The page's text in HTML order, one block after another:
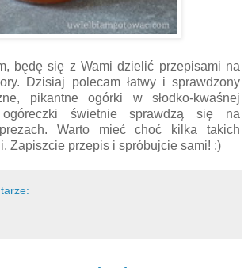
będę się z Wami dzielić przepisami na
Dzisiaj polecam łatwy i sprawdzony
pikantne ogórki w słodko-kwaśnej
świetnie sprawdzą się na
Warto mieć choć kilka takich
Zapiszcie przepis i spróbujcie sami! :)